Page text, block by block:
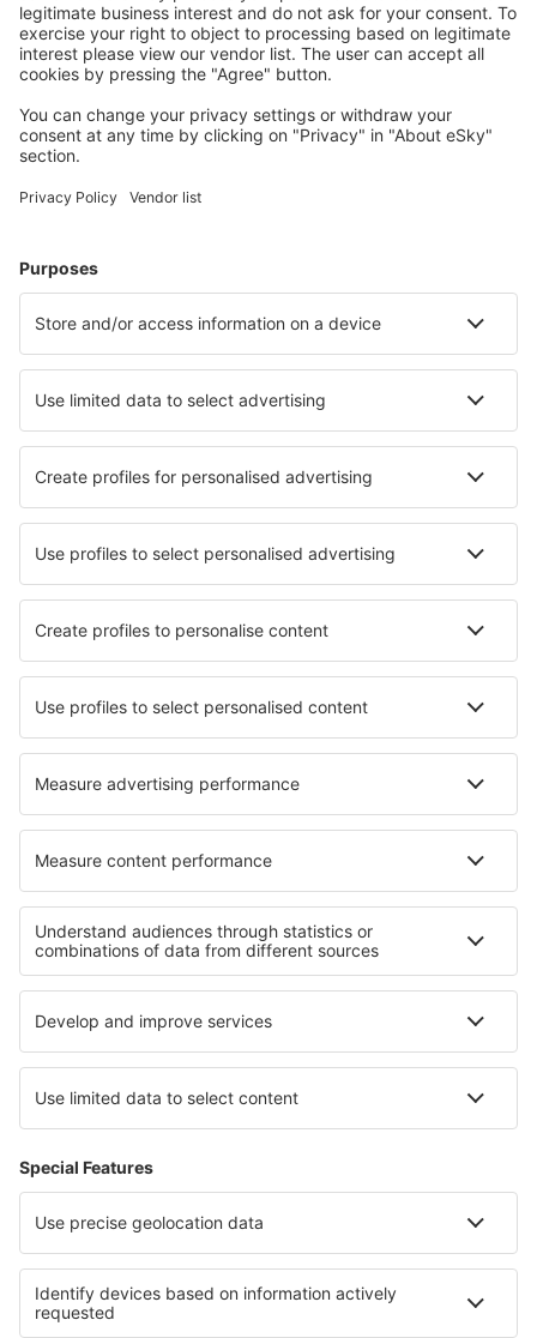
Naplánujte si cestu
Letenky
Ubytování
Let+Hotel
Hotely
Transfery
Sportovní události
Přečtěte si více
Garance nejnižší ceny
Mobilní aplikace
Letecké společnosti
Ryanair
Wizz Air
easyJet
Lufthansa
KLM
O eSky
Všeobecné podmínky
Moje rezervace
Politika ochrany soukromí
Podpora a kontakt
Země
Mezinárodní web-stránky
eSky.eu eSky.com eDestinos.com